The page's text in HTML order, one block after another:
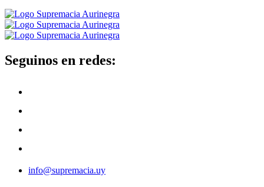
Seguinos en redes:
info@supremacia.uy